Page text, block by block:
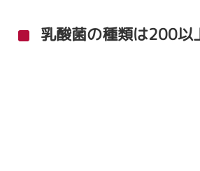
乳酸菌の種類は200以